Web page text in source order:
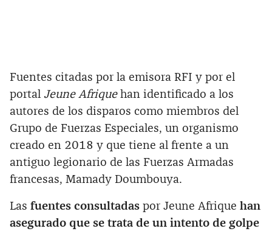
Fuentes citadas por la emisora RFI y por el
portal Jeune Afriquehan identificado a los
autores de los disparos como miembros del
Grupo de Fuerzas Especiales, un organismo
creado en 2018 y que tiene al frente a un
antiguo legionario de las Fuerzas Armadas
francesas, Mamady Doumbouya.
Las fuentes consultadas por Jeune Afrique han
asegurado que se trata de un intento de golpe